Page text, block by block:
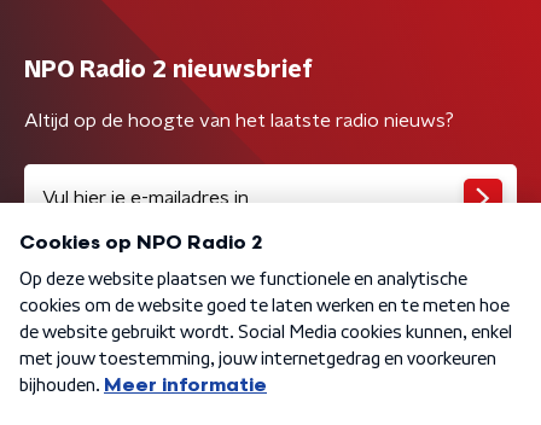
NPO Radio 2 nieuwsbrief
Altijd op de hoogte van het laatste radio nieuws?
Algemene voorwaarden